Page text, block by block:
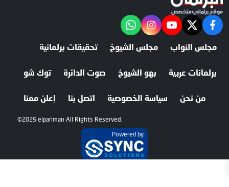
facebook
twitter
youtube
instagram
"‎Follow the آخر خبر channel on WhatsApp:
مجلس النواب مجلس الشيوخ تحقيقات برلمانية
برلمانات عربية بهو الشيوخ صوت الدائرة توك شو
من نحن سياسة الخصوصية اتصل بنا إعلن معنا
©2025 elparlman All Rights Reserved.
Powered by